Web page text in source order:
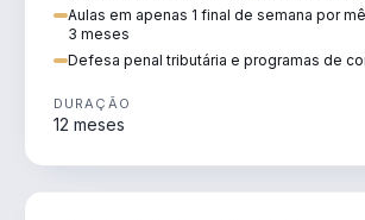
Aulas em apenas 1 final de semana por
3 meses
Defesa penal tributária e programas de
DURAÇÃO
12 meses